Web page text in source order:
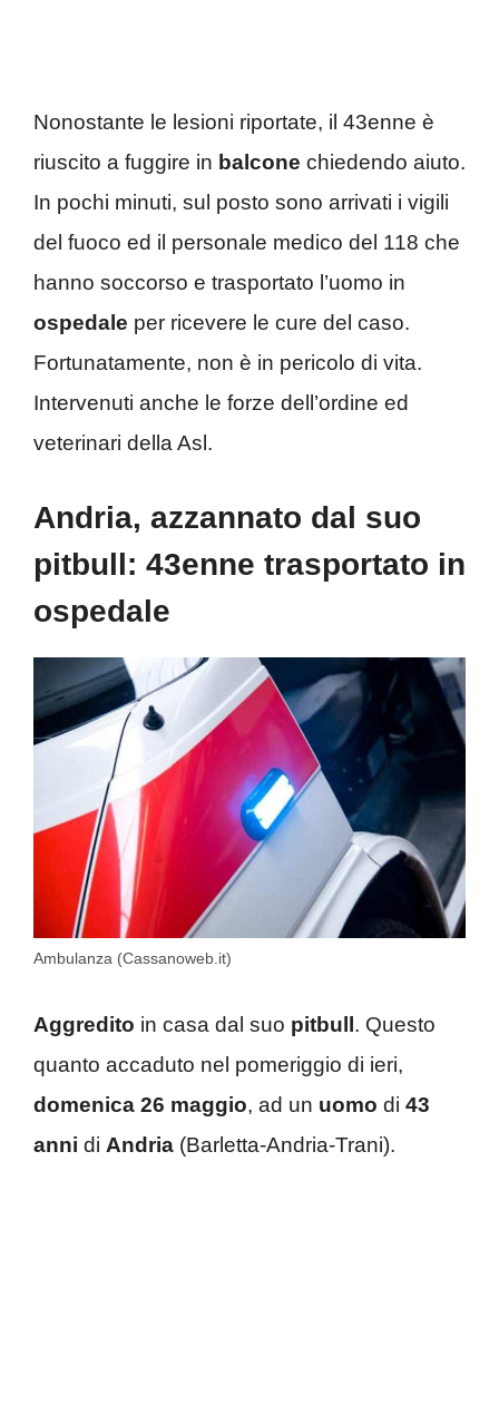
Nonostante le lesioni riportate, il 43enne è
riuscito a fuggire in balcone chiedendo aiuto.
In pochi minuti, sul posto sono arrivati i vigili
del fuoco ed il personale medico del 118 che
hanno soccorso e trasportato l’uomo in
ospedale per ricevere le cure del caso.
Fortunatamente, non è in pericolo di vita.
Intervenuti anche le forze dell’ordine ed
veterinari della Asl.
Andria, azzannato dal suo
pitbull: 43enne trasportato in
ospedale
Ambulanza (Cassanoweb.it)
Aggredito in casa dal suo pitbull . Questo
quanto accaduto nel pomeriggio di ieri,
domenica 26 maggio, ad un uomo di 43
anni di Andria (Barletta-Andria-Trani).